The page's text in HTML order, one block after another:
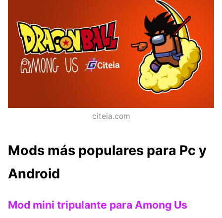
citeia.com
Mods más populares para Pc y
Android
Mod mini tripulante para Among Us